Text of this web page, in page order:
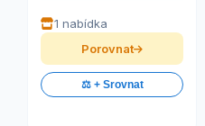
1 nabídka
Porovnat
⚖️ + Srovnat